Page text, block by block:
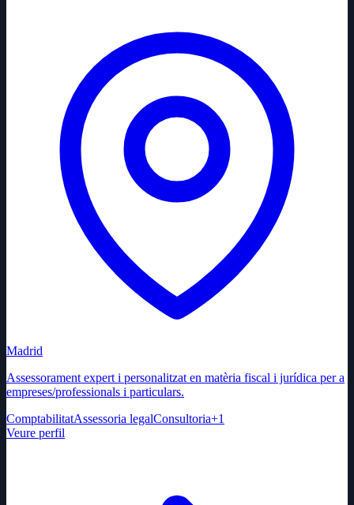
Madrid
Assessorament expert i personalitzat en matèria fiscal i jurídica per a
empreses/professionals i particulars.
ComptabilitatAssessoria legalConsultoria+1
Veure perfil